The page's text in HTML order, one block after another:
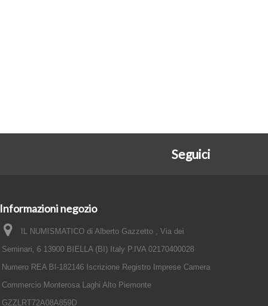
Seguici
Informazioni negozio
IL NUMISMATICO di Alberto Gazzetto , Via dei
Seminari, 6 13900 BIELLA (BI) Italy P.IVA 02170400028
Numero REA BI-182146 Iscrizione Registro Imprese Camera
Commercio Monterosa Laghi Alto Piemonte
GZZLRT72A08A859D